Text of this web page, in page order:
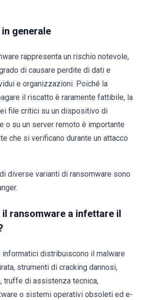
generale
rappresenta un rischio notevole,
di causare perdite di dati e
e organizzazioni. Poiché la
il riscatto è raramente fattibile, la
file critici su un dispositivo di
o su un server remoto è importante
che si verificano durante un attacco
diverse varianti di ransomware sono
ransomware a infettare il
informatici distribuiscono il malware
strumenti di cracking dannosi,
truffe di assistenza tecnica,
o sistemi operativi obsoleti ed e-